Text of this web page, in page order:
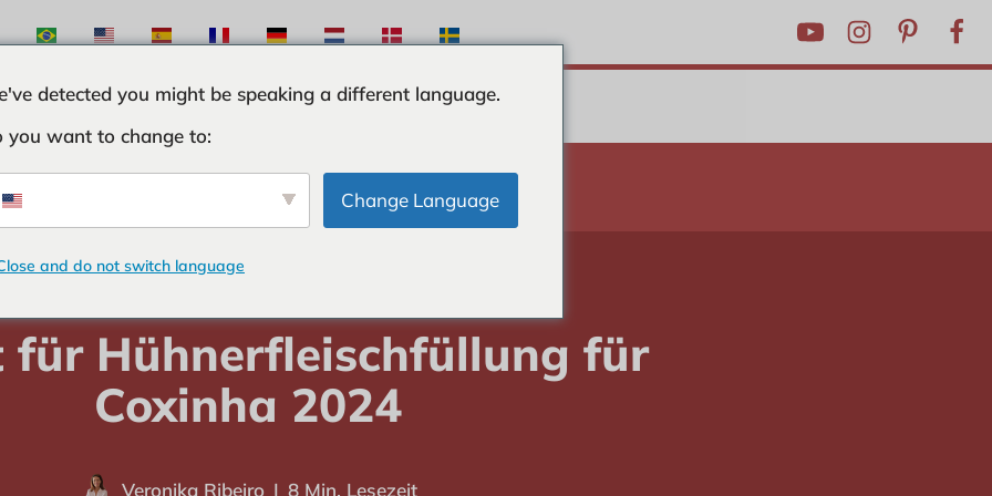
TIPPS UND TRICKS
Heimat-SEELEN-Rezept für Hühnerfleischfüllung für Coxinha 2024
für Hühnerfleischfüllung für
Coxinha 2024
Veronika Ribeiro 8 Min. Lesezeit
detected you might be speaking a different language.
you want to change to:
Change Language
and do not switch language